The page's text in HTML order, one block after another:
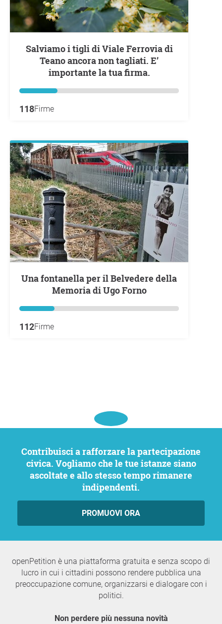
Salviamo i tigli di Viale Ferrovia di
Teano ancora non tagliati. E’
importante la tua firma.
118Firme
Una fontanella per il Belvedere della
Memoria di Ugo Forno
112Firme
Contribuisci a rafforzare la partecipazione
civica. Vogliamo che le tue istanze siano
ascoltate e allo stesso tempo rimanere
indipendenti.
PROMUOVI ORA
openPetition è una piattaforma gratuita e senza scopo di
lucro in cui i cittadini possono rendere pubblica una
preoccupazione comune, organizzarsi e dialogare con i
politici.
Non perdere più nessuna novità